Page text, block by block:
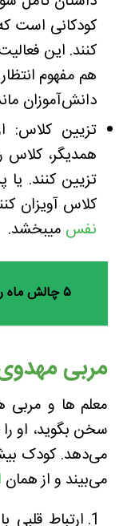
کودکانی است
کنند. این
هم مفهوم
دانش‌آموزان
تزیین کلاس:
همدیگر، کلاس
تزیین کنند.
کلاس آویزان
نفس میبخشد.
۵ چالش ماه رمضان معلم‌ها
مربی
معلم ها و مربی
سخن بگوید، او
می‌دهد. کودک
می‌بیند و از همان
ارتباط قلبی